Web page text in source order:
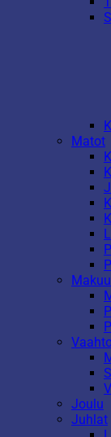
Matot
Joulu
Juhlat